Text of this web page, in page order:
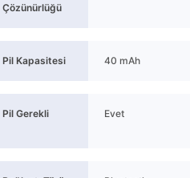
Çözünürlüğü
Pil Kapasitesi 40 mAh
Pil Gerekli Evet